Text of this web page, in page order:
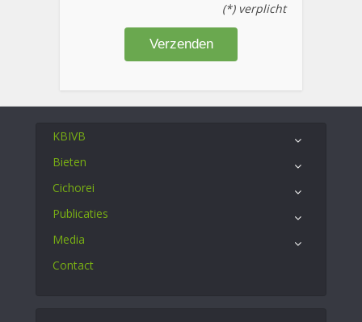
(*) verplicht
KBIVB
Bieten
Cichorei
Publicaties
Media
Contact